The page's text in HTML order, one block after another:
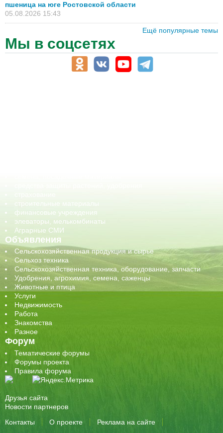
пшеница на юге Ростовской области
05.08.2026 15:43
Ещё популярные темы
Мы в соцсетях
строительные материалы
финансовые учреждения
элеваторы, мелькомбинаты
Аграрные СМИ
Объявления
Сельскохозяйственная продукция и сырье
Сельхоз техника
Сельскохозяйственная техника, оборудование, запчасти
Удобрения, агрохимия, семена, саженцы
Животные и птица
Услуги
Недвижимость
Работа
Знакомства
Разное
Форум
Тематические форумы
Форумы проекта
Правила форума
Друзья сайта
Новости партнеров
Контакты
О проекте Реклама на сайте